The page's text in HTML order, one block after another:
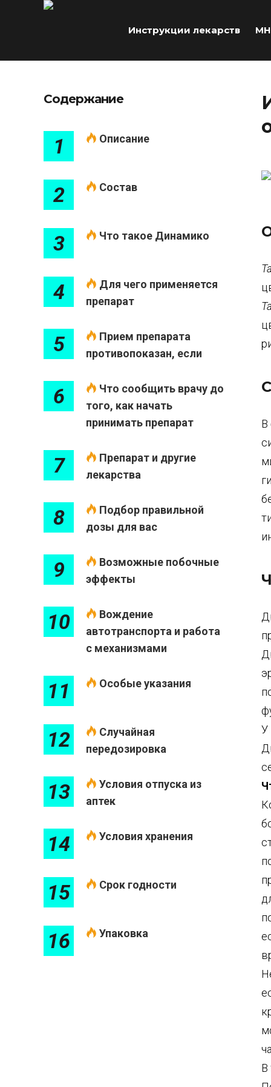
Инструкции лекарств
В
У
В
Содержание
1 Описание
2 Состав
3 Что такое Динамико
4
Для чего применяется
препарат
5
Прием препарата
противопоказан, если
6
Что сообщить врачу до
того, как начать
принимать препарат
7
Препарат и другие
лекарства
8
Подбор правильной
дозы для вас
9
Возможные побочные
эффекты
10
Вождение
автотранспорта и работа
с механизмами
11 Особые указания
12
Случайная
передозировка
13
Условия отпуска из
аптек
14 Условия хранения
15 Срок годности
16 Упаковка